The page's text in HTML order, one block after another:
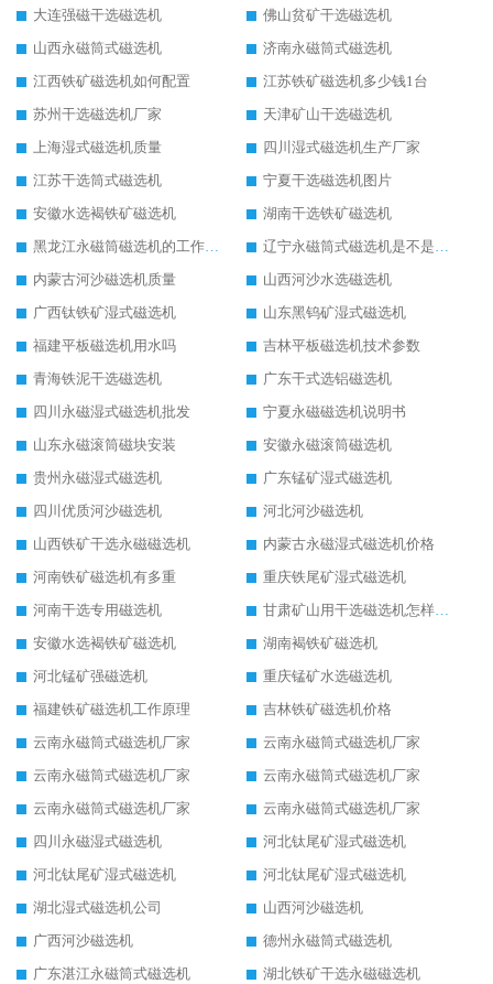
大连强磁干选磁选机
佛山贫矿干选磁选机
山西永磁筒式磁选机
济南永磁筒式磁选机
江西铁矿磁选机如何配置
江苏铁矿磁选机多少钱1台
苏州干选磁选机厂家
天津矿山干选磁选机
上海湿式磁选机质量
四川湿式磁选机生产厂家
江苏干选筒式磁选机
宁夏干选磁选机图片
安徽水选褐铁矿磁选机
湖南干选铁矿磁选机
黑龙江永磁筒磁选机的工作原理
辽宁永磁筒式磁选机是不是强磁
内蒙古河沙磁选机质量
山西河沙水选磁选机
广西钛铁矿湿式磁选机
山东黑钨矿湿式磁选机
福建平板磁选机用水吗
吉林平板磁选机技术参数
青海铁泥干选磁选机
广东干式选铝磁选机
四川永磁湿式磁选机批发
宁夏永磁磁选机说明书
山东永磁滚筒磁块安装
安徽永磁滚筒磁选机
贵州永磁湿式磁选机
广东锰矿湿式磁选机
四川优质河沙磁选机
河北河沙磁选机
山西铁矿干选永磁磁选机
内蒙古永磁湿式磁选机价格
河南铁矿磁选机有多重
重庆铁尾矿湿式磁选机
河南干选专用磁选机
甘肃矿山用干选磁选机怎样调磁
安徽水选褐铁矿磁选机
湖南褐铁矿磁选机
河北锰矿强磁选机
重庆锰矿水选磁选机
福建铁矿磁选机工作原理
吉林铁矿磁选机价格
云南永磁筒式磁选机厂家
云南永磁筒式磁选机厂家
云南永磁筒式磁选机厂家
云南永磁筒式磁选机厂家
云南永磁筒式磁选机厂家
云南永磁筒式磁选机厂家
四川永磁湿式磁选机
河北钛尾矿湿式磁选机
河北钛尾矿湿式磁选机
河北钛尾矿湿式磁选机
湖北湿式磁选机公司
山西河沙磁选机
广西河沙磁选机
德州永磁筒式磁选机
广东湛江永磁筒式磁选机
湖北铁矿干选永磁磁选机